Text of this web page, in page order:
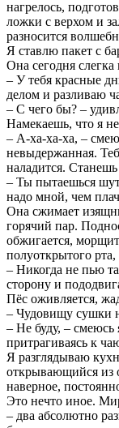
нагрелось,
ложки с верхом и
разносится
Я ставлю пакет с
Она сегодня слегка
– У тебя красные
делом и разливаю
– С чего бы? –
Намекаешь, что я
– А-ха-ха-ха, –
невыдержанная.
наладится.
– Ты пытаешься
надо мной, чем
Она сжимает
горячий пар.
обжигается,
полуоткрытого
– Никогда не пью
сторону и
Пёс оживляется,
– Чудовищу сушки
– Не буду, – смеюсь
притрагиваясь к
Я разглядываю
открывающийся из
наверное,
Это нечто иное.
– два абсолютно